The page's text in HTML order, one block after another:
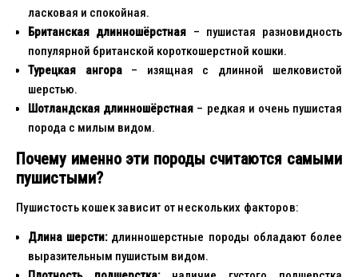
ласковая и спокойная.
Британская длинношёрстная – пушистая разновидность
популярной британской короткошерстной кошки.
Турецкая ангора– изящная с длинной шелковистой
шерстью.
Шотландская длинношёрстная – редкая и очень пушистая
порода с милым видом.
Почему именно эти породы считаются самыми
пушистыми?
Пушистость кошек зависит от нескольких факторов:
Длина шерсти:длинношерстные породы обладают более
выразительным пушистым видом.